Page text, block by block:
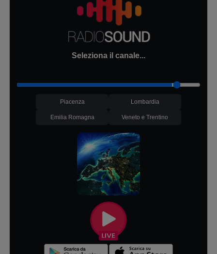
Seleziona il canale...
Piacenza Lombardia
Emilia Romagna Veneto e Trentino